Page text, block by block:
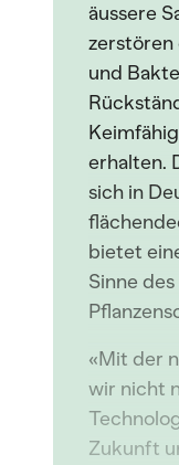
äussere
zerstören
und
erhalten.
sich in
bietet
Sinne
«Mit der
wir nicht
Zukunft